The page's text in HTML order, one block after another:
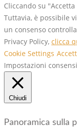
Cliccando su
Tuttavia, è possibile
un consenso
Privacy Policy, clicca
Cookie Settings
Impostazioni consensi
Chiudi
Panoramica sulla